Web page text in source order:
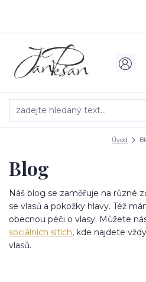
Úvod
Blog
Náš blog se zaměřuje na různé
se vlasů a pokožky hlavy. Též
obecnou péči o vlasy. Můžete
sociálních sítích, kde najdete
vlasů.